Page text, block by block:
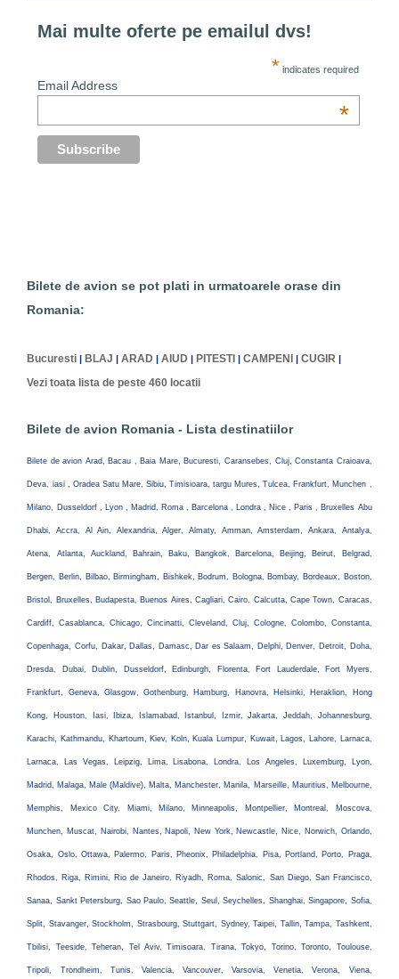
Mai multe oferte pe emailul dvs!
* indicates required
Email Address
*
Bilete de avion se pot plati in urmatoarele orase din
Romania:
Bucuresti BLAJ |ARAD |AIUD PITESTI |CAMPENI |CUGIR
Vezi toata lista de peste 460 locatii
Bilete de avion Romania - Lista destinatiilor
Bilete de avion Arad, Bacau , Baia Mare, Bucuresti, Caransebes, Cluj, Constanta Craioava,
Deva, iasi , Oradea Satu Mare, Sibiu, Timisioara, targu Mures, Tulcea, Frankfurt, Munchen ,
Milano, Dusseldorf , Lyon , Madrid, Roma , Barcelona , Londra , Nice , Paris , Bruxelles Abu
Dhabi, Accra, Al Ain, Alexandria, Alger, Almaty, Amman, Amsterdam, Ankara, Antalya,
Atena, Atlanta, Auckland, Bahrain, Baku, Bangkok, Barcelona, Beijing, Beirut, Belgrad,
Bergen, Berlin, Bilbao, Birmingham, Bishkek, Bodrum, Bologna, Bombay, Bordeaux, Boston,
Bristol, Bruxelles, Budapesta, Buenos Aires, Cagliari, Cairo, Calcutta, Cape Town, Caracas,
Cardiff, Casablanca, Chicago, Cincinatti, Cleveland, Cluj, Cologne, Colombo, Constanta,
Copenhaga, Corfu, Dakar, Dallas, Damasc, Dar es Salaam, Delphi, Denver, Detroit, Doha,
Dresda, Dubai, Dublin, Dusseldorf, Edinburgh, Florenta, Fort Lauderdale, Fort Myers,
Frankfurt, Geneva, Glasgow, Gothenburg, Hamburg, Hanovra, Helsinki, Heraklion, Hong
Kong, Houston, Iasi, Ibiza, Islamabad, Istanbul, Izmir, Jakarta, Jeddah, Johannesburg,
Karachi, Kathmandu, Khartoum, Kiev, Koln, Kuala Lumpur, Kuwait, Lagos, Lahore, Larnaca,
Larnaca, Las Vegas, Leipzig, Lima, Lisabona, Londra, Los Angeles, Luxemburg, Lyon,
Madrid, Malaga, Male (Maldive), Malta, Manchester, Manila, Marseille, Mauritius, Melbourne,
Memphis, Mexico City, Miami, Milano, Minneapolis, Montpellier, Montreal, Moscova,
Munchen, Muscat, Nairobi, Nantes, Napoli, New York, Newcastle, Nice, Norwich, Orlando,
Osaka, Oslo, Ottawa, Palermo, Paris, Pheonix, Philadelphia, Pisa, Portland, Porto, Praga,
Rhodos, Riga, Rimini, Rio de Janeiro, Riyadh, Roma, Salonic, San Diego, San Francisco,
Sanaa, Sankt Petersburg, Sao Paulo, Seattle, Seul, Seychelles, Shanghai, Singapore, Sofia,
Split, Stavanger, Stockholm, Strasbourg, Stuttgart, Sydney, Taipei, Tallin, Tampa, Tashkent,
Tbilisi, Teeside, Teheran, Tel Aviv, Timisoara, Tirana, Tokyo, Torino, Toronto, Toulouse,
Tripoli, Trondheim, Tunis, Valencia, Vancouver, Varsovia, Venetia, Verona, Viena,